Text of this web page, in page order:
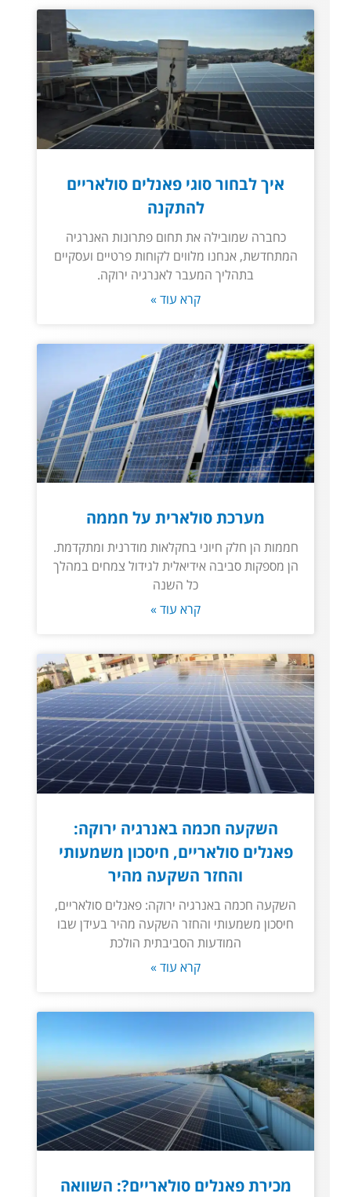
איך לבחור סוגי פאנלים סולאריים
להתקנה
כחברה שמובילה את תחום פתרונות האנרגיה
המתחדשת, אנחנו מלווים לקוחות פרטיים ועסקיים
בתהליך המעבר לאנרגיה ירוקה.
קרא עוד »
מערכת סולארית על חממה
חממות הן חלק חיוני בחקלאות מודרנית ומתקדמת.
הן מספקות סביבה אידיאלית לגידול צמחים במהלך
כל השנה
קרא עוד »
השקעה חכמה באנרגיה ירוקה:
פאנלים סולאריים, חיסכון משמעותי
והחזר השקעה מהיר
השקעה חכמה באנרגיה ירוקה: פאנלים סולאריים,
חיסכון משמעותי והחזר השקעה מהיר בעידן שבו
המודעות הסביבתית הולכת
קרא עוד »
מכירת פאנלים סולאריים?: השוואה